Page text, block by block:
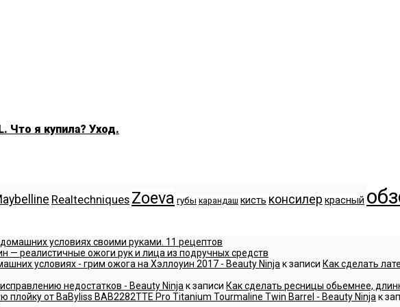
Что я купила? Уход.
Realtechniques Zoeva губы карандаш кисть консилер красный
условиях своими руками. 11 рецептов
— реалистичные ожоги рук и лица из подручных средств
условиях - грим ожога на Хэллоуин 2017 - Beauty Ninja к записи Как сделать
недостатков - Beauty Ninja к записи Как сделать ресницы обьемнее,
плойку от BaByliss BAB2282TTE Pro Titanium Tourmaline Twin Barrel - Beauty Ninja к